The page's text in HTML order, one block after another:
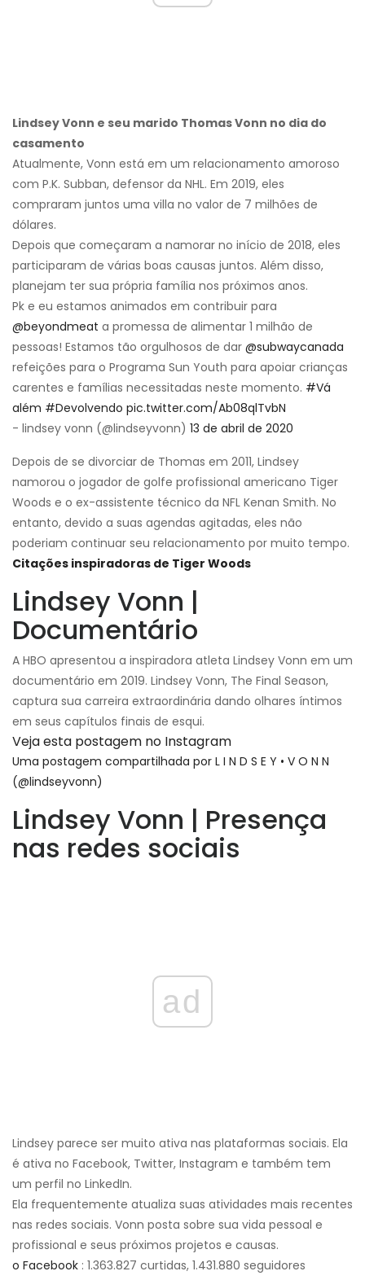
Lindsey Vonn e seu marido Thomas Vonn no dia do
casamento
Atualmente, Vonn está em um relacionamento amoroso
com P.K. Subban, defensor da NHL. Em 2019, eles
compraram juntos uma villa no valor de 7 milhões de
dólares.
Depois que começaram a namorar no início de 2018, eles
participaram de várias boas causas juntos. Além disso,
planejam ter sua própria família nos próximos anos.
Pk e eu estamos animados em contribuir para
@beyondmeat a promessa de alimentar 1 milhão de
pessoas! Estamos tão orgulhosos de dar @subwaycanada
refeições para o Programa Sun Youth para apoiar crianças
carentes e famílias necessitadas neste momento. #Vá
além #Devolvendo pic.twitter.com/Ab08qlTvbN
- lindsey vonn (@lindseyvonn) 13 de abril de 2020
Depois de se divorciar de Thomas em 2011, Lindsey
namorou o jogador de golfe profissional americano Tiger
Woods e o ex-assistente técnico da NFL Kenan Smith. No
entanto, devido a suas agendas agitadas, eles não
poderiam continuar seu relacionamento por muito tempo.
Citações inspiradoras de Tiger Woods
Lindsey Vonn |
Documentário
A HBO apresentou a inspiradora atleta Lindsey Vonn em um
documentário em 2019. Lindsey Vonn, The Final Season,
captura sua carreira extraordinária dando olhares íntimos
em seus capítulos finais de esqui.
Veja esta postagem no Instagram
Uma postagem compartilhada por L I N D S E Y • V O N N
(@lindseyvonn)
Lindsey Vonn | Presença
nas redes sociais
ad
Lindsey parece ser muito ativa nas plataformas sociais. Ela
é ativa no Facebook, Twitter, Instagram e também tem
um perfil no LinkedIn.
Ela frequentemente atualiza suas atividades mais recentes
nas redes sociais. Vonn posta sobre sua vida pessoal e
profissional e seus próximos projetos e causas.
o Facebook : 1.363.827 curtidas, 1.431.880 seguidores